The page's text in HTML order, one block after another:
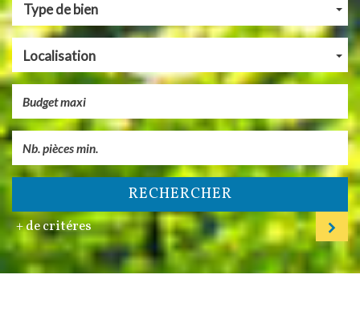
Type de bien
Localisation
RECHERCHER
+ de critéres